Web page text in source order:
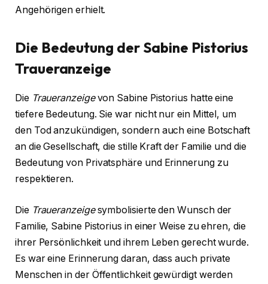
Angehörigen erhielt.
Die Bedeutung der Sabine Pistorius
Traueranzeige
Die Traueranzeigevon Sabine Pistorius hatte eine
tiefere Bedeutung. Sie war nicht nur ein Mittel, um
den Tod anzukündigen, sondern auch eine Botschaft
an die Gesellschaft, die stille Kraft der Familie und die
Bedeutung von Privatsphäre und Erinnerung zu
respektieren.
Die Traueranzeigesymbolisierte den Wunsch der
Familie, Sabine Pistorius in einer Weise zu ehren, die
ihrer Persönlichkeit und ihrem Leben gerecht wurde.
Es war eine Erinnerung daran, dass auch private
Menschen in der Öffentlichkeit gewürdigt werden